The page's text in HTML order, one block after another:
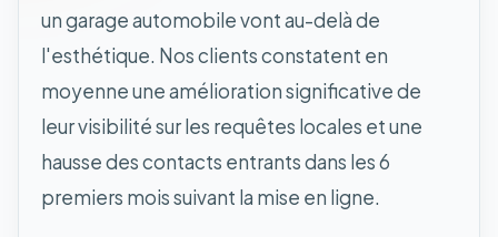
un garage automobile vont au-delà de
l'esthétique. Nos clients constatent en
moyenne une amélioration significative de
leur visibilité sur les requêtes locales et une
hausse des contacts entrants dans les 6
premiers mois suivant la mise en ligne.